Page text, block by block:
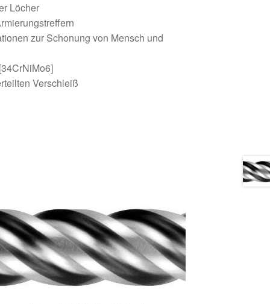
Löcher
zur Schonung von Mensch und
Verschleiß